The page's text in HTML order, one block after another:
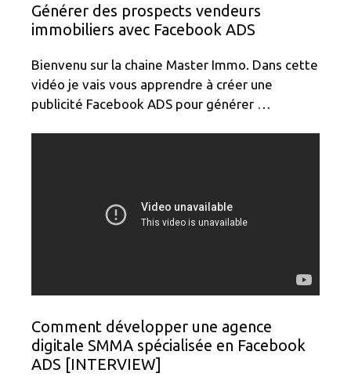
Générer des prospects vendeurs
immobiliers avec Facebook ADS
Bienvenu sur la chaine Master Immo. Dans cette
vidéo je vais vous apprendre à créer une
publicité Facebook ADS pour générer …
Comment développer une agence
digitale SMMA spécialisée en Facebook
ADS [INTERVIEW]